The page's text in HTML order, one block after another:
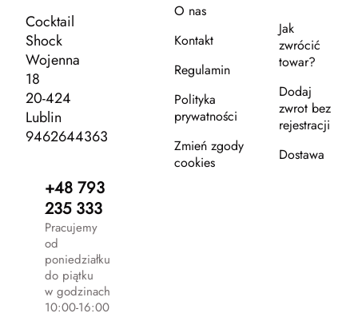
Cocktail
Shock
Wojenna
18
20-424
Lublin
9462644363
+48 793
235 333
Pracujemy
od
poniedziałku
do piątku
w godzinach
10:00-16:00
O nas
Kontakt
Regulamin
Polityka
prywatności
Zmień zgody
cookies
Jak
zwrócić
towar?
Dodaj
zwrot bez
rejestracji
Dostawa